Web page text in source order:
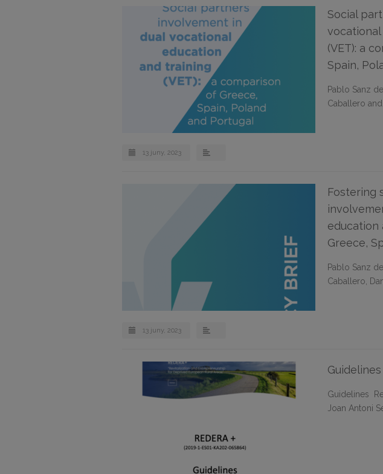
Social
(VET): a
Spain,
Pablo Sanz
Caballero
13 juny, 2023
Fostering
education
Greece,
Pablo Sanz
Caballero,
13 juny, 2023
Guidelines
Joan Antoni